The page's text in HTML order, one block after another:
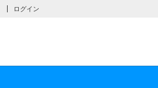
ログイン